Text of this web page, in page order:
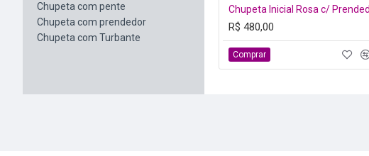
Chupeta com pente
Chupeta com prendedor
Chupeta com Turbante
R$ 480,00
Comprar